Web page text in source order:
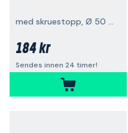
med skruestopp, Ø 50 mm
184 kr
Sendes innen 24 timer!